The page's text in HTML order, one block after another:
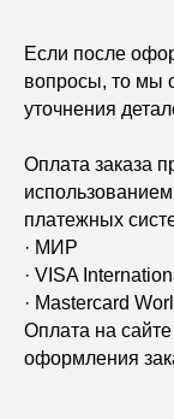
Если после
вопросы, то мы
уточнения
Оплата заказа
платежных
· МИР
· VISA
· Mastercard
Оплата на
оформления